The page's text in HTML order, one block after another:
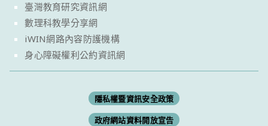
臺灣教育研究資訊網
數理科教學分享網
iWIN網路內容防護機構
身心障礙權利公約資訊網
隱私權暨資訊安全政策
政府網站資料開放宣告